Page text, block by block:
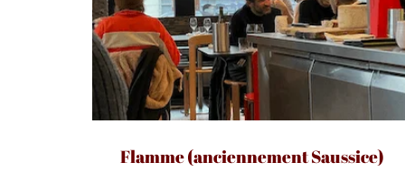
Flamme (anciennement Saussice)